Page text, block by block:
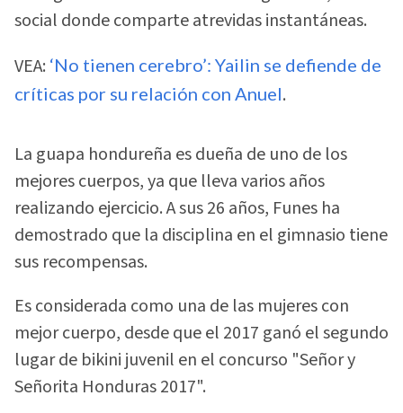
social donde comparte atrevidas instantáneas.
VEA: ‘No tienen cerebro’: Yailin se defiende de
críticas por su relación con Anuel.
La guapa hondureña es dueña de uno de los
mejores cuerpos, ya que lleva varios años
realizando ejercicio. A sus 26 años, Funes ha
demostrado que la disciplina en el gimnasio tiene
sus recompensas.
Es considerada como una de las mujeres con
mejor cuerpo, desde que el 2017 ganó el segundo
lugar de bikini juvenil en el concurso "Señor y
Señorita Honduras 2017".